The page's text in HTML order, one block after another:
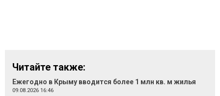
Читайте также:
Ежегодно в Крыму вводится более 1 млн кв. м жилья
09.08.2026 16:46